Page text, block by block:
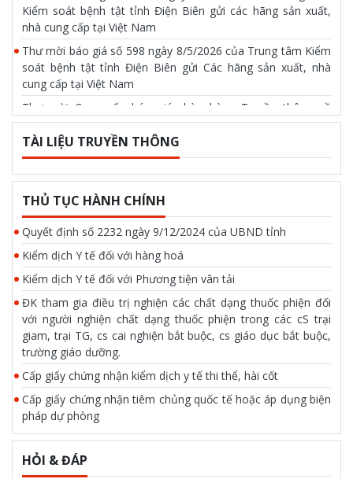
Kiểm soát bệnh tật tỉnh Điện Biên gửi các hãng sản xuất,
nhà cung cấp tại Việt Nam
Thư mời báo giá số 598 ngày 8/5/2026 của Trung tâm Kiểm
soát bệnh tật tỉnh Điện Biên gửi Các hãng sản xuất, nhà
cung cấp tại Việt Nam
Thư mời Cung cấp báo giá chào hàng Truyền thông về
phòng chống tác hại của thuốc lá ngày 17/4/2026 của Trung
tâm kiểm soát bệnh tật tỉnh Điện Biên
Thư mời báo giá số 514 ngày 17/4/2026 của Trung tâm
Kiểm soát bệnh tật tỉnh Điện Biên gửi các công ty, đơn vị
cung cấp dịch vụ hội trường tại tỉnh Điện Biên
TÀI LIỆU TRUYỀN THÔNG
THỦ TỤC HÀNH CHÍNH
Quyết định số 2232 ngày 9/12/2024 của UBND tỉnh
Kiểm dịch Y tế đối với hàng hoá
Kiểm dịch Y tế đối với Phương tiện vân tải
ĐK tham gia điều trị nghiện các chất dạng thuốc phiện đối
với người nghiện chất dạng thuốc phiện trong các cS trại
giam, trại TG, cs cai nghiện bắt buộc, cs giáo dục bắt buộc,
trường giáo dưỡng.
Cấp giấy chứng nhận kiểm dịch y tế thi thể, hài cốt
Cấp giấy chứng nhận tiêm chủng quốc tế hoặc áp dụng biện
pháp dự phòng
HỎI & ĐÁP